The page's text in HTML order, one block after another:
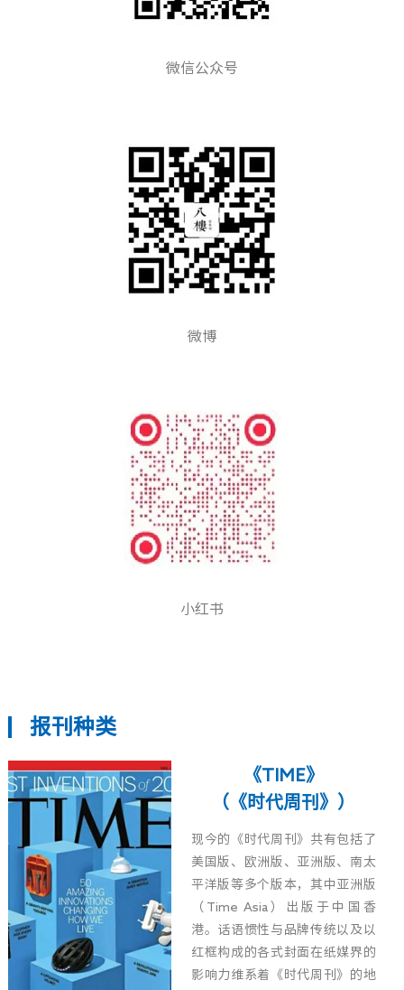
微信公众号
微博
小红书
报刊种类
《TIME》
（《时代周刊》）
现今的《时代周刊》共有包括了
美国版、欧洲版、亚洲版、南太
平洋版等多个版本，其中亚洲版
（Time Asia）出版于中国香
港。话语惯性与品牌传统以及以
红框构成的各式封面在纸媒界的
影响力维系着《时代周刊》的地